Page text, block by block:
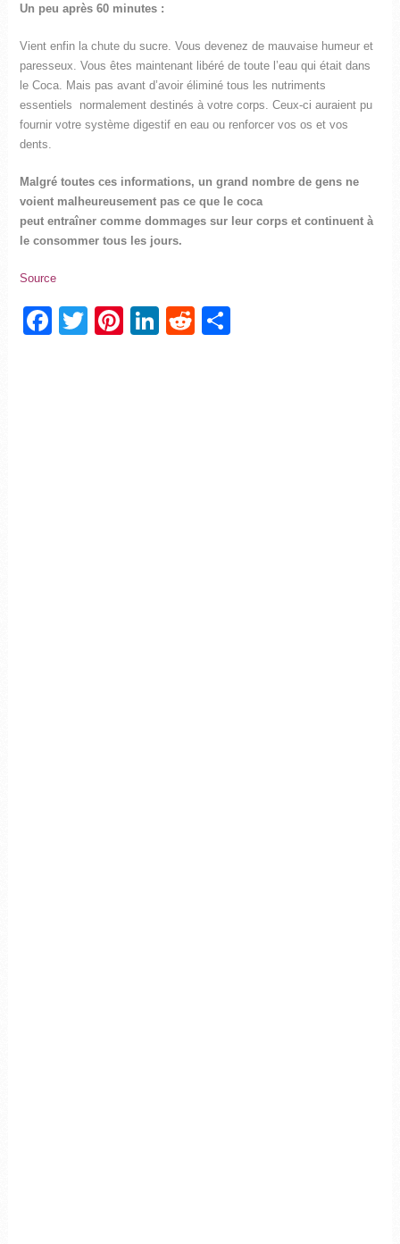
Un peu après 60 minutes :
Vient enfin la chute du sucre. Vous devenez de mauvaise humeur et
paresseux. Vous êtes maintenant libéré de toute l’eau qui était dans
le Coca. Mais pas avant d’avoir éliminé tous les nutriments
essentiels normalement destinés à votre corps. Ceux-ci auraient pu
fournir votre système digestif en eau ou renforcer vos os et vos
dents.
Malgré toutes ces informations, un grand nombre de gens ne
voient malheureusement pas ce que le coca
peut entraîner comme dommages sur leur corps et continuent à
le consommer tous les jours.
Source
Facebook
TwitterPinterest
LinkedIn
Reddit